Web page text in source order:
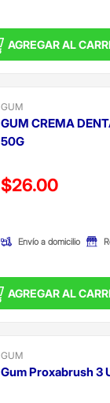
AGREGAR AL
GUM
GUM CREMA
50G
Precio reducido de
$26.00
Envío a domicilio
AGREGAR AL
GUM
Gum Proxabrush 3